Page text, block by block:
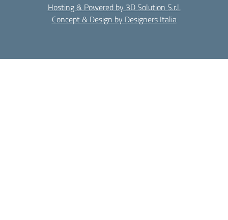
Hosting & Powered by 3D Solution S.r.l.
Concept & Design by Designers Italia